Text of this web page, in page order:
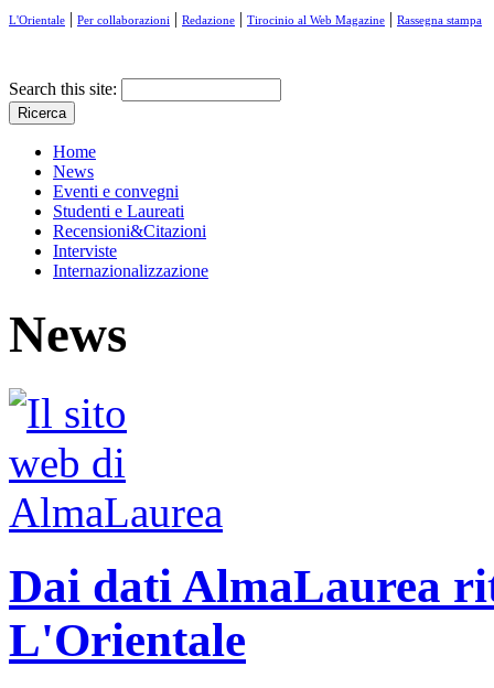
L'Orientale | Per collaborazioni | Redazione | Tirocinio al Web Magazine | Rassegna stampa
Search this site:
Home
News
Eventi e convegni
Studenti e Laureati
Recensioni&Citazioni
Interviste
Internazionalizzazione
News
Dai dati AlmaLaurea
L'Orientale